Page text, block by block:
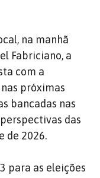
na manhã
Fabriciano, a
com a
próximas
bancadas nas
das
de 2026.
para as eleições